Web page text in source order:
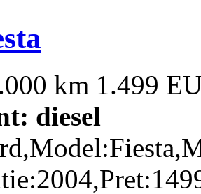
km 1.499
diesel